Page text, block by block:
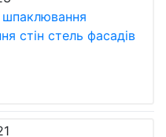
стін стель фасадів